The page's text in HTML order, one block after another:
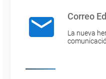
Correo
La nueva